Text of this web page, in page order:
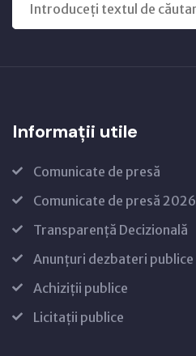
Informații utile
Comunicate de presă
Comunicate de presă 2026
Transparență Decizională
Anunțuri dezbateri publice
Achiziții publice
Licitații publice